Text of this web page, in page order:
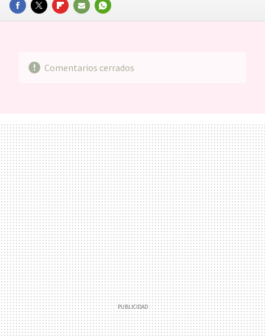
FACEBOOKTWITTERFLIPBOARD
E-
WHATSAPP
Comentarios cerrados